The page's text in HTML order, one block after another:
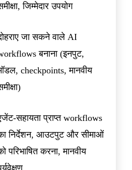
जिम्मेदार उपयोग
जा सकने वाले AI
बनाना (इनपुट,
checkpoints, मानवीय
सहायता प्राप्त workflows
निर्देशन, आउटपुट और सीमाओं
परिभाषित करना, मानवीय